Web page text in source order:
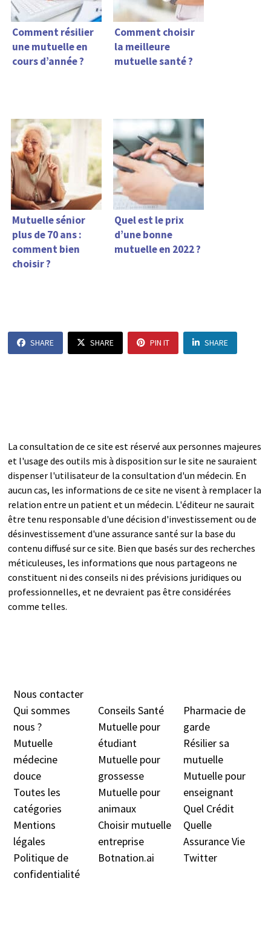
Comment résilier
une mutuelle en
cours d’année ?
Comment choisir
la meilleure
mutuelle santé ?
Mutuelle sénior
plus de 70 ans :
comment bien
choisir ?
Quel est le prix
d’une bonne
mutuelle en 2022 ?
SHARE SHARE PIN IT SHARE
La consultation de ce site est réservé aux personnes majeures
et l'usage des outils mis à disposition sur le site ne sauraient
dispenser l'utilisateur de la consultation d'un médecin. En
aucun cas, les informations de ce site ne visent à remplacer la
relation entre un patient et un médecin. L'éditeur ne saurait
être tenu responsable d'une décision d'investissement ou de
désinvestissement d'une assurance santé sur la base du
contenu diffusé sur ce site. Bien que basés sur des recherches
méticuleuses, les informations que nous partageons ne
constituent ni des conseils ni des prévisions juridiques ou
professionnelles, et ne devraient pas être considérées
comme telles.
Nous contacter
Qui sommes
nous ?
Mutuelle
médecine
douce
Toutes les
catégories
Mentions
légales
Politique de
confidentialité
Conseils Santé
Mutuelle pour
étudiant
Mutuelle pour
grossesse
Mutuelle pour
animaux
Choisir mutuelle
entreprise
Botnation.ai
Pharmacie de
garde
Résilier sa
mutuelle
Mutuelle pour
enseignant
Quel Crédit
Quelle
Assurance Vie
Twitter